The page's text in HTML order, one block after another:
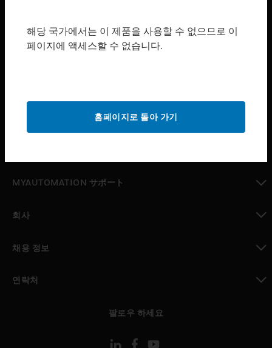
toggle view
서비스
MYAUTOMATION サポート
회사
채용 정보
연락처
팔로우 하세요
해당 국가에서는 이 제품을 사용할 수 없으므로 이
페이지에 액세스할 수 없습니다.
홈페이지로 돌아 가기